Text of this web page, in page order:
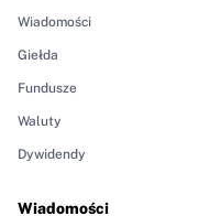
Wiadomości
Giełda
Fundusze
Waluty
Dywidendy
Wiadomości